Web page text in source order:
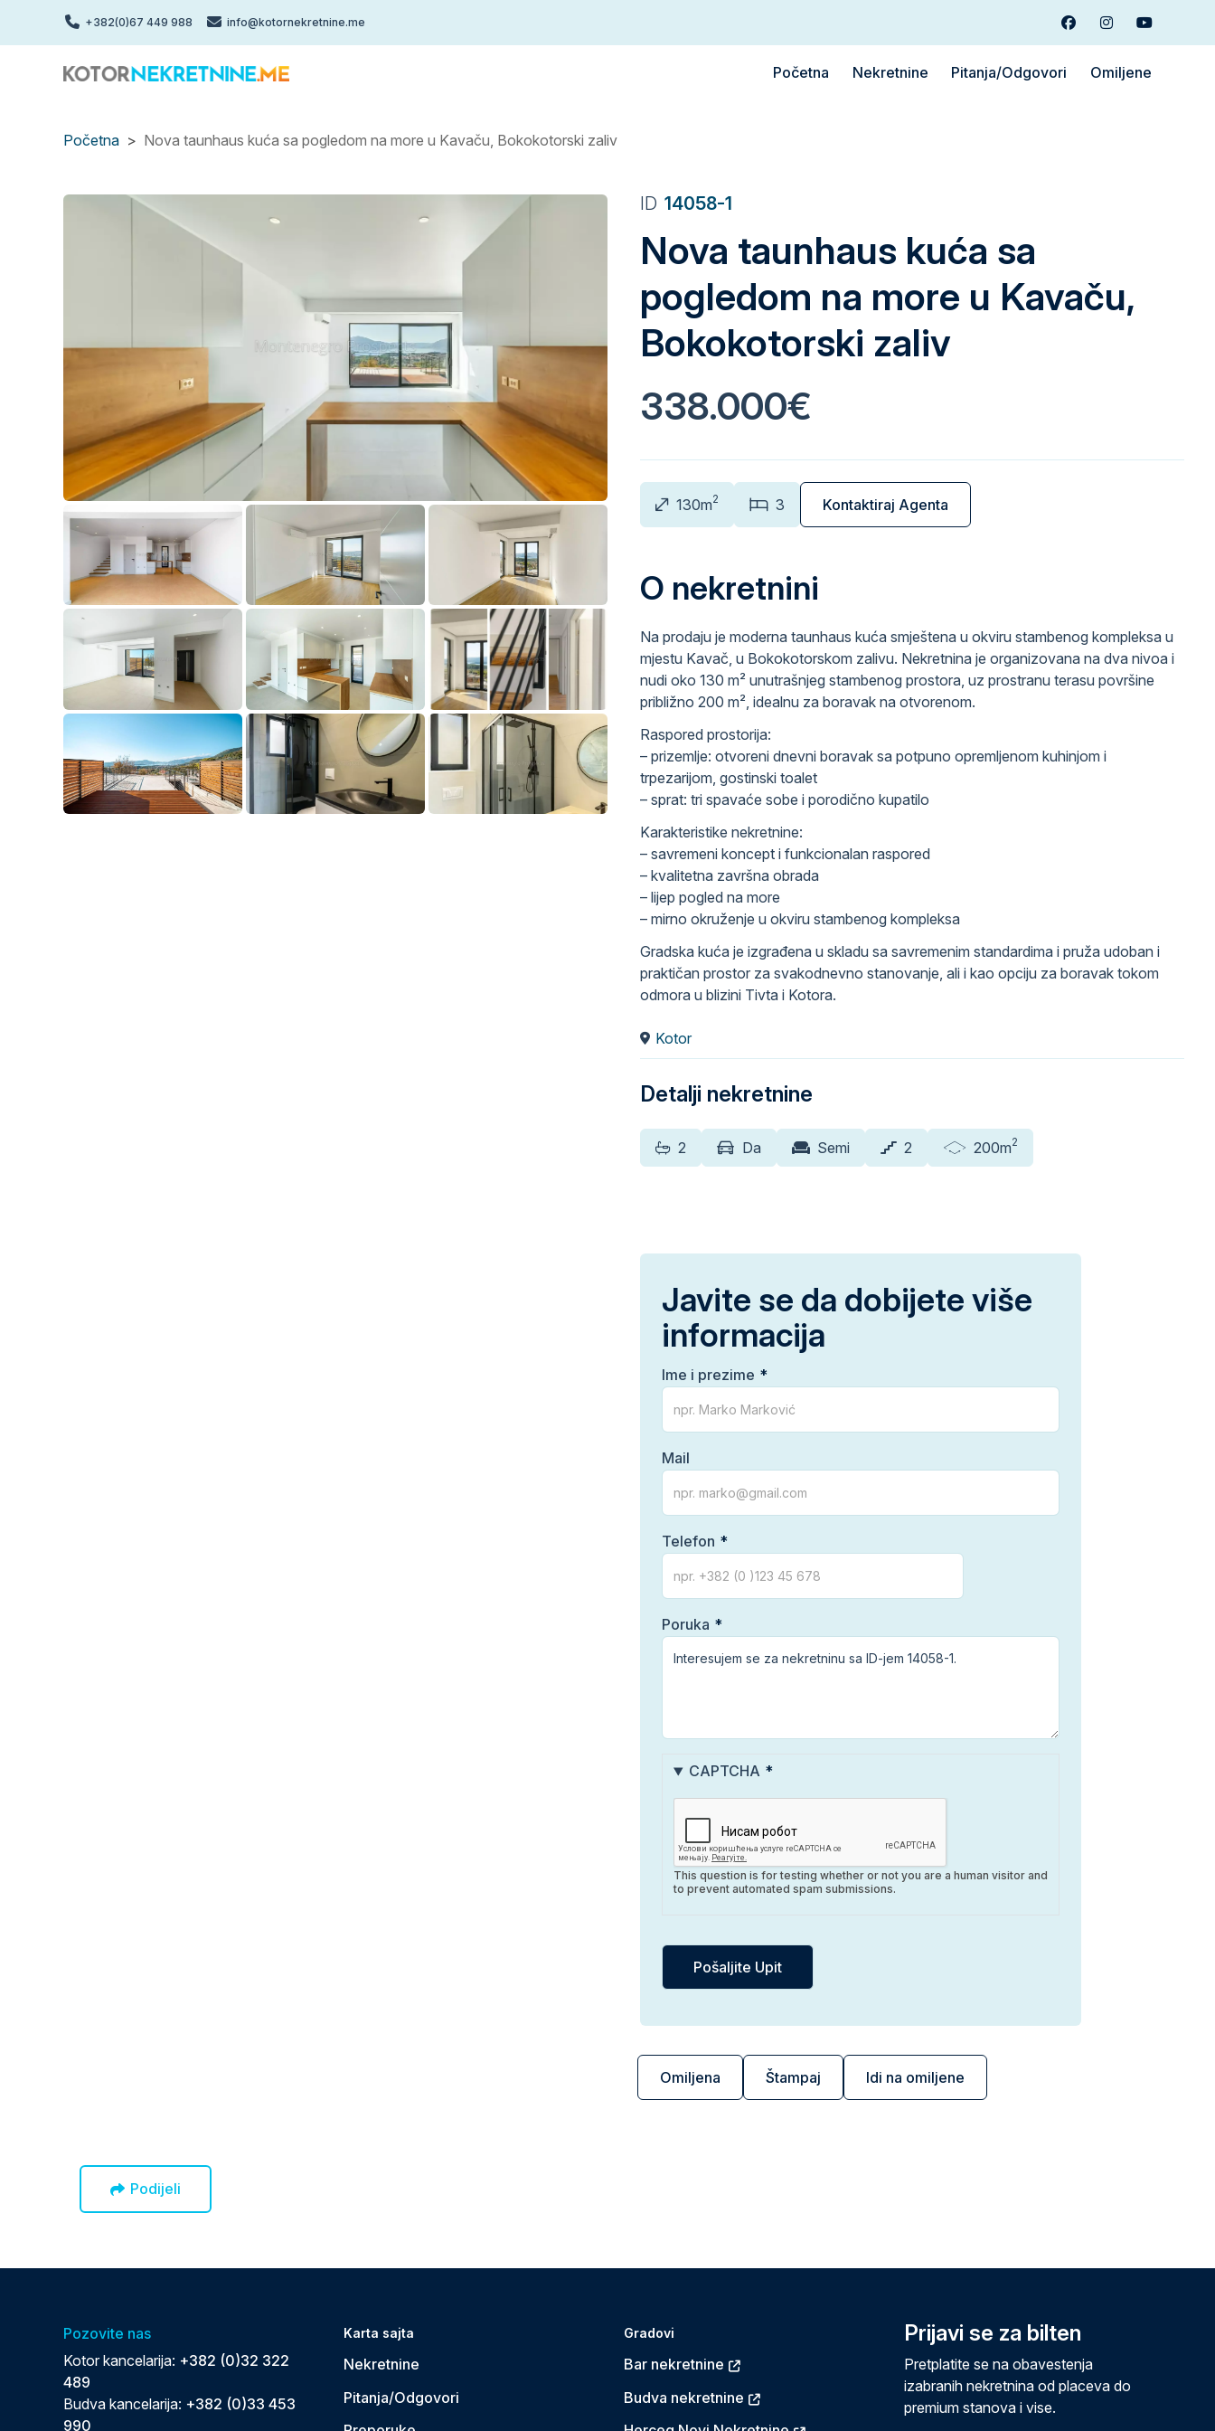
+382(0)67 449 988 info@kotornekretnine.me FacebookInstagramYoutube
Početna Nekretnine Pitanja/Odgovori Omiljene
Početna Nova taunhaus kuća sa pogledom na more u Kavaču, Bokokotorski zaliv
ID 14058-1
Nova taunhaus kuća sa
pogledom na more u Kavaču,
Bokokotorski zaliv
338.000€
130m2 3 Kontaktiraj Agenta
Omiljena Štampaj Idi na omiljene
O nekretnini
Na prodaju je moderna taunhaus kuća smještena u okviru stambenog kompleksa u
mjestu Kavač, u Bokokotorskom zalivu. Nekretnina je organizovana na dva nivoa i
nudi oko 130 m² unutrašnjeg stambenog prostora, uz prostranu terasu površine
približno 200 m², idealnu za boravak na otvorenom.
Raspored prostorija:
– prizemlje: otvoreni dnevni boravak sa potpuno opremljenom kuhinjom i
trpezarijom, gostinski toalet
– sprat: tri spavaće sobe i porodično kupatilo
Karakteristike nekretnine:
– savremeni koncept i funkcionalan raspored
– kvalitetna završna obrada
– lijep pogled na more
– mirno okruženje u okviru stambenog kompleksa
Gradska kuća je izgrađena u skladu sa savremenim standardima i pruža udoban i
praktičan prostor za svakodnevno stanovanje, ali i kao opciju za boravak tokom
odmora u blizini Tivta i Kotora.
Kotor
Detalji nekretnine
2 Da Semi 2 200m2
Javite se da dobijete više
informacija
Ime i prezime
Mail
Telefon
Poruka
CAPTCHA
This question is for testing whether or not you are a human visitor and
to prevent automated spam submissions.
Podijeli
Pozovite nas
Kotor kancelarija: +382 (0)32 322
489
Budva kancelarija: +382 (0)33 453
990
Karta sajta
Nekretnine
Pitanja/Odgovori
Gradovi
Bar nekretnine
Budva nekretnine
Prijavi se za bilten
Pretplatite se na obavestenja
izabranih nekretnina od placeva do
premium stanova i vise.